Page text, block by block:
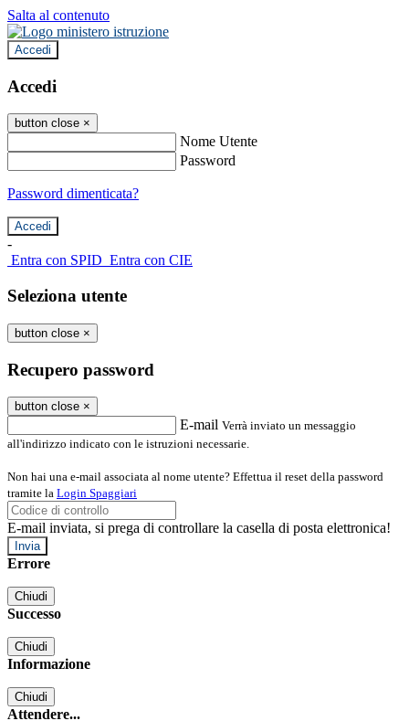
Salta al contenuto
Accedi
Accedi
button close ×
Nome Utente
Password
Password dimenticata?
-
Entra con SPID Entra con CIE
Seleziona utente
button close ×
Recupero password
button close ×
E-mail Verrà inviato un messaggio
all'indirizzo indicato con le istruzioni necessarie.
Non hai una e-mail associata al nome utente? Effettua il reset della password
tramite la Login Spaggiari
E-mail inviata, si prega di controllare la casella di posta elettronica!
Errore
Chiudi
Successo
Chiudi
Informazione
Chiudi
Attendere...